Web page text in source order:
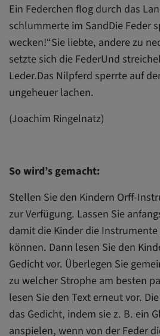
Ein Federchen flog durch das
schlummerte im SandDie Feder
wecken!“Sie liebte, andere zu
setzte sich die FederUnd
Leder.Das Nilpferd sperrte auf
ungeheuer lachen.
(Joachim Ringelnatz)
So wird’s gemacht:
Stellen Sie den Kindern Orff-
zur Verfügung. Lassen Sie
damit die Kinder die
können. Dann lesen Sie den
Gedicht vor. Überlegen Sie
zu welcher Strophe am besten
lesen Sie den Text erneut vor.
das Gedicht, indem sie z. B. ein
anspielen, wenn von der Feder